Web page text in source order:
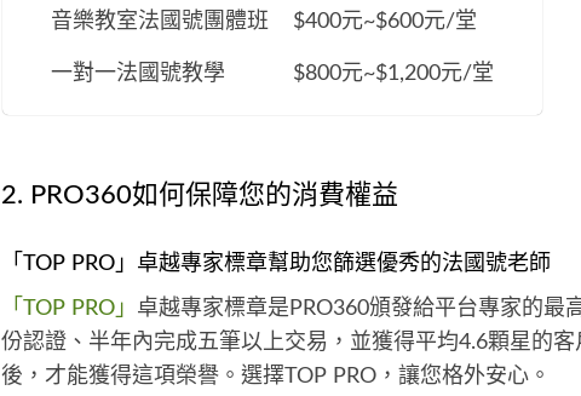
音樂教室法國號團體班 $400元~$600元/堂
一對一法國號教學 $800元~$1,200元/堂
2. PRO360如何保障您的消費權益
「TOP PRO」卓越專家標章幫助您篩選優秀的法國號老師
「TOP PRO」 卓越專家標章是PRO360頒發給平台專家的最
份認證、半年內完成五筆以上交易，並獲得平均4.6顆星的
後，才能獲得這項榮譽。選擇TOP PRO，讓您格外安心。